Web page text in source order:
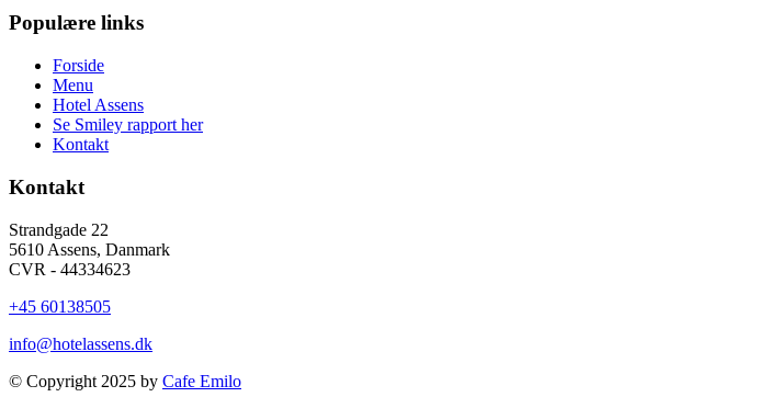
Populære links
Forside
Menu
Hotel Assens
Se Smiley rapport her
Kontakt
Kontakt
Strandgade 22
5610 Assens, Danmark
CVR - 44334623
+45 60138505
info@hotelassens.dk
© Copyright 2025 by Cafe Emilo